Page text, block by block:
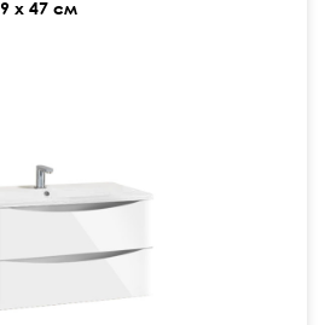
х 47 см